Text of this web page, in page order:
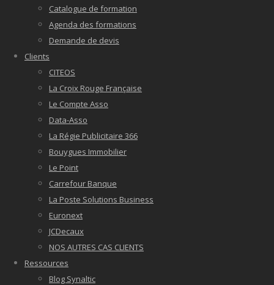
Catalogue de formation
Agenda des formations
Demande de devis
Clients
CITEOS
La Croix Rouge Française
Le Compte Asso
Data-Asso
La Régie Publicitaire 366
Bouygues Immobilier
Le Point
Carrefour Banque
La Poste Solutions Business
Euronext
JCDecaux
NOS AUTRES CAS CLIENTS
Ressources
Blog Synaltic